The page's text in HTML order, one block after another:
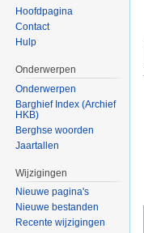
Hoofdpagina
Contact
Hulp
Onderwerpen
Onderwerpen
Barghief Index (Archief
HKB)
Berghse woorden
Jaartallen
Wijzigingen
Nieuwe pagina's
Nieuwe bestanden
Recente wijzigingen